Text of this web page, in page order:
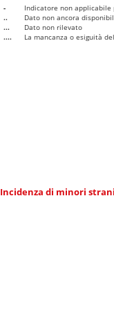
-
Indicatore non
..
Dato non ancora
...
Dato non rilevato
....
La mancanza o esiguità
Incidenza di minori